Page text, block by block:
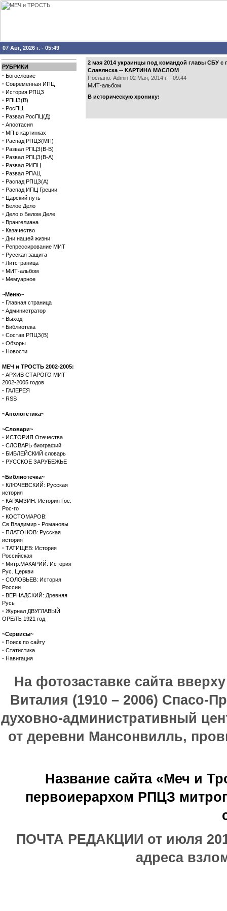
07 Авг, 2026 г. - 05:49
РУБРИКИ
· Богословие
· Современная ИПЦ
· История РПЦЗ
· РПЦЗ(В)
· РосПЦ
· Развал РосПЦ(Д)
· Апостасия
· МП в картинках
· Распад РПЦЗ(МП)
· Развал РПЦЗ(В-В)
· Развал РПЦЗ(В-А)
· Развал РИПЦ
· Развал РПАЦ
· Распад РПЦЗ(А)
· Распад ИПЦ Греции
· Царский путь
· Белое Дело
· Дело о Белом Деле
· Врангелиана
· Казачество
· Дни нашей жизни
· Репрессирование МИТ
· Русская защита
· Литстраница
· МИТ-альбом
· Мемуарное
~Меню~
· Главная страница
· Администратор
· Выход
· Библиотека
· Состав РПЦЗ(В)
· Обзоры
· Новости
МЕЧ и ТРОСТЬ 2002-2005:
· АРХИВ СТАРОГО МИТ
2002-2005 годов
· ГАЛЕРЕЯ
· RSS
~Апологетика~
~Словари~
· ИСТОРИЯ Отечества
· СЛОВАРЬ биографий
· БИБЛЕЙСКИЙ словарь
· РУССКОЕ ЗАРУБЕЖЬЕ
~Библиотечка~
· КЛЮЧЕВСКИЙ: Русская
история
· КАРАМЗИН: История Гос.
Рос-го
· КОСТОМАРОВ:
Св.Владимир - Романовы
· ПЛАТОНОВ: Русская
история
· ТАТИЩЕВ: История
Российская
· Митр.МАКАРИЙ: История
Рус. Церкви
· СОЛОВЬЕВ: История
России
· ВЕРНАДСКИЙ: Древняя
Русь
· Журнал ДВУГЛАВЫЙ
ОРЕЛЪ 1921 год
~Сервисы~
· Поиск по сайту
· Статистика
· Навигация
2 мая 2014 украинцы под командой главы СБУ с
Славянска -- КАРТИНА МАСЛОМ
Послано: Admin 02 Мая, 2014 г. - 09:44
МИТ-альбом
В историческую хронику:
На фотозаставке сайта
Виталия (1910 – 2006) Спасо-
духовно-административный
от деревни Мансонвилль,
Название сайта «Меч и
первоиерархом РПЦЗ
ПОЧТА РЕДАКЦИИ от июля
адреса